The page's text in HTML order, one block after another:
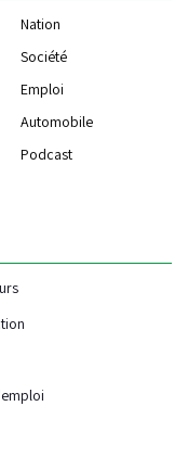
Nation
Société
Emploi
Automobile
Podcast